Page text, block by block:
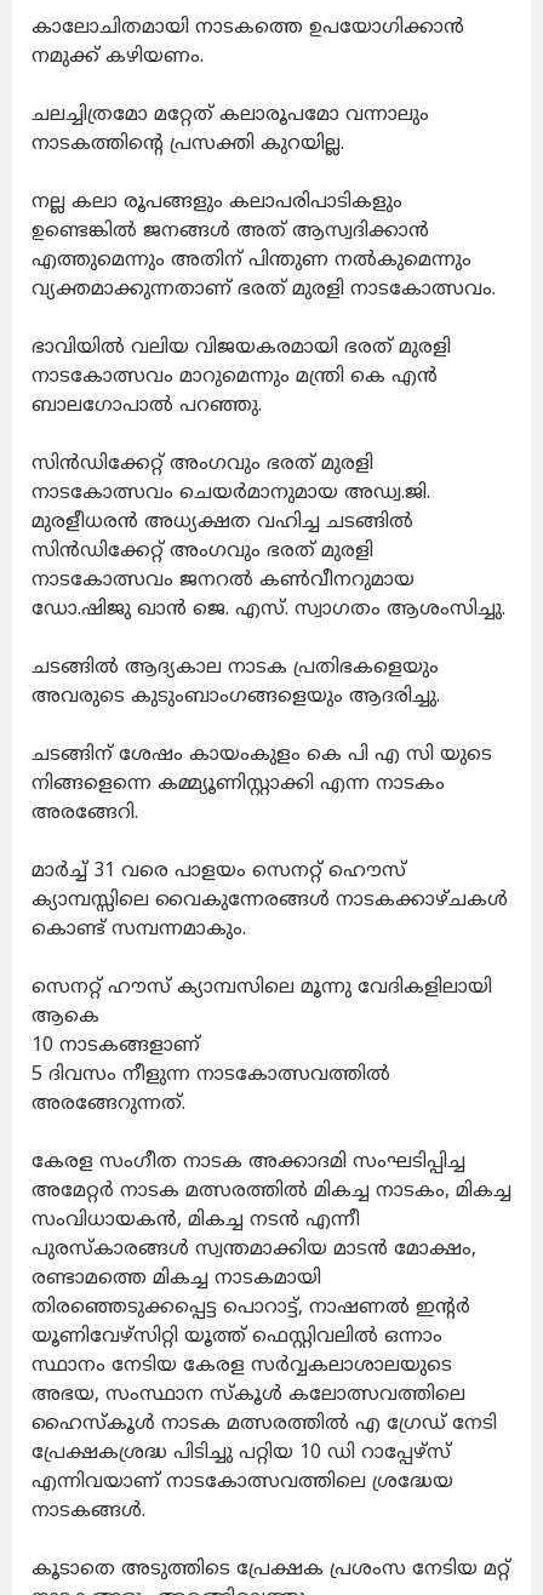
കാലോചിതമായി നാടകത്തെ ഉപയോഗിക്കാൻ
നമുക്ക് കഴിയണം.
ചലച്ചിത്രമോ മറ്റേത് കലാരൂപമോ വന്നാലും
നാടകത്തിന്റെ പ്രസക്തി കുറയില്ല.
നല്ല കലാ രൂപങ്ങളും കലാപരിപാടികളും
ഉണ്ടെങ്കിൽ ജനങ്ങൾ അത് ആസ്വദിക്കാൻ
എത്തുമെന്നും അതിന് പിന്തുണ നൽകുമെന്നും
വ്യക്തമാക്കുന്നതാണ് ഭരത് മുരളി നാടകോത്സവം.
ഭാവിയിൽ വലിയ വിജയകരമായി ഭരത് മുരളി
നാടകോത്സവം മാറുമെന്നും മന്ത്രി കെ എൻ
ബാലഗോപാൽ പറഞ്ഞു.
സിൻഡിക്കേറ്റ് അംഗവും ഭരത് മുരളി
നാടകോത്സവം ചെയർമാനുമായ അഡ്വ.ജി.
മുരളീധരൻ അധ്യക്ഷത വഹിച്ച ചടങ്ങിൽ
സിൻഡിക്കേറ്റ് അംഗവും ഭരത് മുരളി
നാടകോത്സവം ജനറൽ കൺവീനറുമായ
ഡോ.ഷിജു ഖാൻ ജെ. എസ്. സ്വാഗതം ആശംസിച്ചു.
ചടങ്ങിൽ ആദ്യകാല നാടക പ്രതിഭകളെയും
അവരുടെ കുടുംബാംഗങ്ങളെയും ആദരിച്ചു.
ചടങ്ങിന് ശേഷം കായംകുളം കെ പി എ സി യുടെ
നിങ്ങളെന്നെ കമ്മ്യൂണിസ്റ്റാക്കി എന്ന നാടകം
അരങ്ങേറി.
മാർച്ച്‌ 31 വരെ പാളയം സെനറ്റ് ഹൌസ്
ക്യാമ്പസ്സിലെ വൈകുന്നേരങ്ങൾ നാടകക്കാഴ്ചകൾ
കൊണ്ട് സമ്പന്നമാകും.
സെനറ്റ് ഹൗസ് ക്യാമ്പസിലെ മൂന്നു വേദികളിലായി
ആകെ
10 നാടകങ്ങളാണ്
5 ദിവസം നീളുന്ന നാടകോത്സവത്തിൽ
അരങ്ങേറുന്നത്.
കേരള സംഗീത നാടക അക്കാദമി സംഘടിപ്പിച്ച
അമേറ്റർ നാടക മത്സരത്തിൽ മികച്ച നാടകം, മികച്ച
സംവിധായകൻ, മികച്ച നടൻ എന്നീ
പുരസ്‌കാരങ്ങൾ സ്വന്തമാക്കിയ മാടൻ മോക്ഷം,
രണ്ടാമത്തെ മികച്ച നാടകമായി
തിരഞ്ഞെടുക്കപ്പെട്ട പൊറാട്ട്, നാഷണൽ ഇന്റർ
യൂണിവേഴ്സിറ്റി യൂത്ത് ഫെസ്റ്റിവലിൽ ഒന്നാം
സ്ഥാനം നേടിയ കേരള സർവ്വകലാശാലയുടെ
അഭയ, സംസ്ഥാന സ്കൂൾ കലോത്സവത്തിലെ
ഹൈസ്കൂൾ നാടക മത്സരത്തിൽ എ ഗ്രേഡ് നേടി
പ്രേക്ഷകശ്രദ്ധ പിടിച്ചു പറ്റിയ 10 ഡി റാപ്പേഴ്സ്
എന്നിവയാണ് നാടകോത്സവത്തിലെ ശ്രദ്ധേയ
നാടകങ്ങൾ.
കൂടാതെ അടുത്തിടെ പ്രേക്ഷക പ്രശംസ നേടിയ മറ്റ്‌